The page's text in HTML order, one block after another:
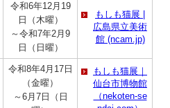
令和6年12月19
日（木曜）
～令和7年2月9
日（日曜）
もしも猫展 |
広島県立美術
館 (ncam.jp)
令和8年4月17日
（金曜）
～6月7日（日
もしも猫展｜
仙台市博物館
（nekoten-se